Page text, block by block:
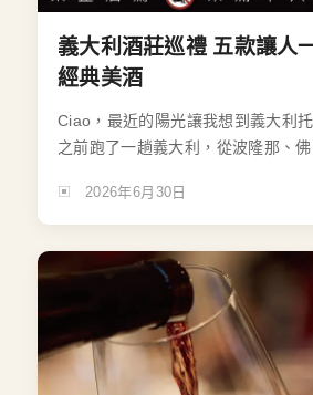
義大利酒莊巡禮 五款讓人
經典美酒
Ciao，最近的陽光讓我想到義大利
之前跑了一趟義大利，從波隆那、佛
2026年6月30日